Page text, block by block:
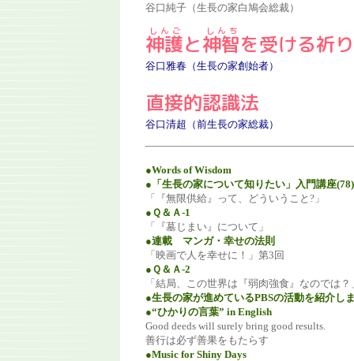
谷口純子（生長の家白鳩会総裁）
神護と神智を受ける祈り
谷口雅春（生長の家創始者）
直接的認識法
谷口清超（前生長の家総裁）
●Words of Wisdom
●「生長の家について知りたい」入門講座(78)
「『無限供給』って、どういうこと?」
●Ｑ＆Ａ-1
「『墓じまい』について」
●連載 マンガ・幸せの法則
「映画で人を幸せに！」第3回
●Ｑ＆Ａ-2
「結局、この世界は『弱肉強食』なのでは？
●生長の家が進めているPBSの活動を紹介し
●“ひかりの言葉” in English
Good deeds will surely bring good results.
善行は必ず善果をもたらす
●Music for Shiny Days